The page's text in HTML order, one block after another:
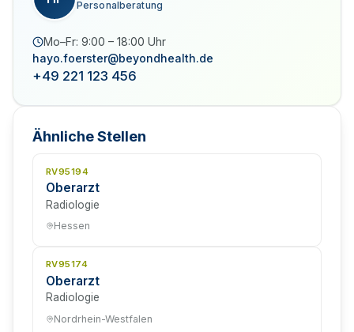
Personalberatung
Mo–Fr: 9:00 – 18:00 Uhr
hayo.foerster@beyondhealth.de
+49 221 123 456
Ähnliche Stellen
RV95194
Oberarzt
Radiologie
Hessen
RV95174
Oberarzt
Radiologie
Nordrhein-Westfalen